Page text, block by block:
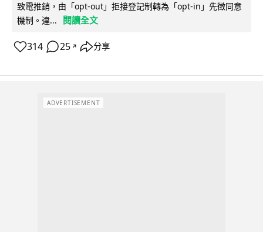
致電推銷，由「opt-out」拒接登記制轉為「opt-in」先徵同意
機制。違...
閱讀全文
314 25 ↗ 分享
ADVERTISEMENT